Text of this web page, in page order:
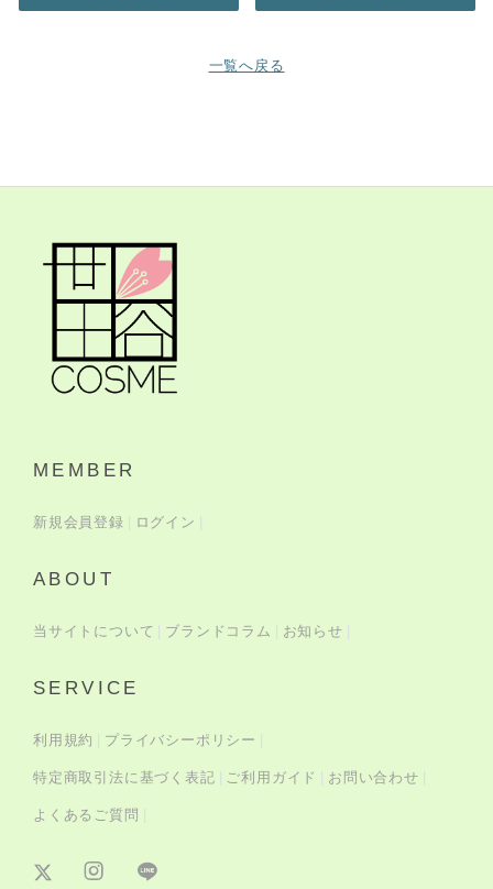
一覧へ戻る
MEMBER
新規会員登録 ログイン
ABOUT
当サイトについて ブランドコラム お知らせ
SERVICE
利用規約 プライバシーポリシー
特定商取引法に基づく表記 ご利用ガイド お問い合わせ
よくあるご質問